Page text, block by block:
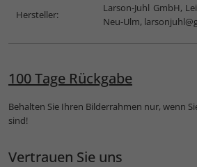
Hersteller:
Larson-Juhl GmbH,
Neu-Ulm,
100 Tage Rückgabe
Behalten Sie Ihren Bilderrahmen nur, wenn
sind!
Vertrauen Sie uns